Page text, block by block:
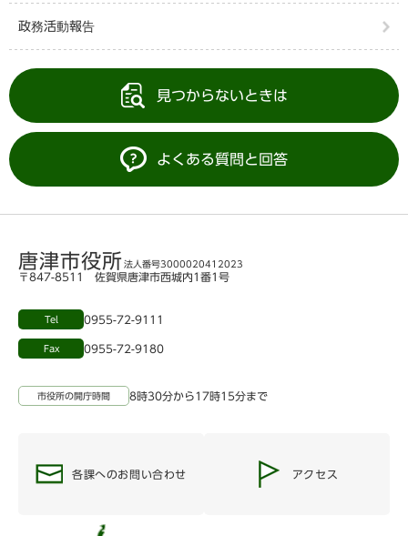
政務活動報告
見つからないときは
よくある質問と回答
唐津市役所 法人番号3000020412023
〒847-8511 佐賀県唐津市西城内1番1号
Tel 0955-72-9111
Fax 0955-72-9180
市役所の開庁時間 8時30分から17時15分まで
各課へのお問い合わせ アクセス